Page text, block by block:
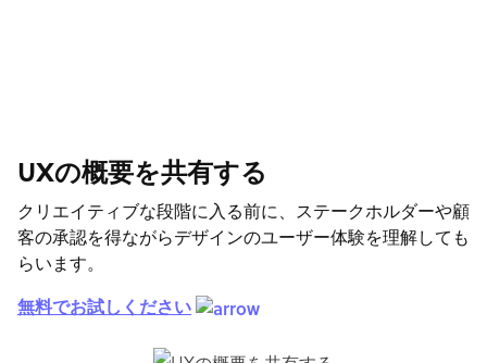
UXの概要を共有する
クリエイティブな段階に入る前に、ステークホルダーや顧
客の承認を得ながらデザインのユーザー体験を理解しても
らいます。
無料でお試しください